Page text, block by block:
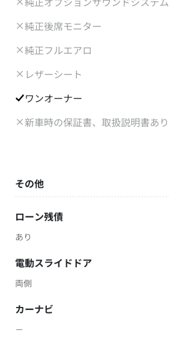
純正後席モニター
純正フルエアロ
レザーシート
ワンオーナー
新車時の保証書、取扱説明書あり
その他
ローン残債
あり
電動スライドドア
両側
カーナビ
－